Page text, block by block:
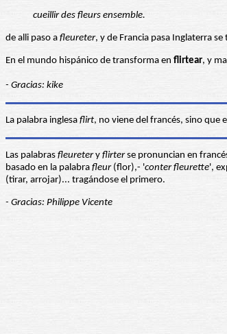
cueillir des fleurs ensemble.
de alli paso a fleureter, y de Francia pasa Inglaterra
En el mundo hispánico de transforma en flirtear, y
- Gracias: kike
La palabra inglesa flirt, no viene del francés, sino que
Las palabras fleuretery flirterse pronuncian en
basado en la palabra fleur(flor),- 'conter fleurette',
(tirar, arrojar)... tragándose el primero.
- Gracias: Philippe Vicente